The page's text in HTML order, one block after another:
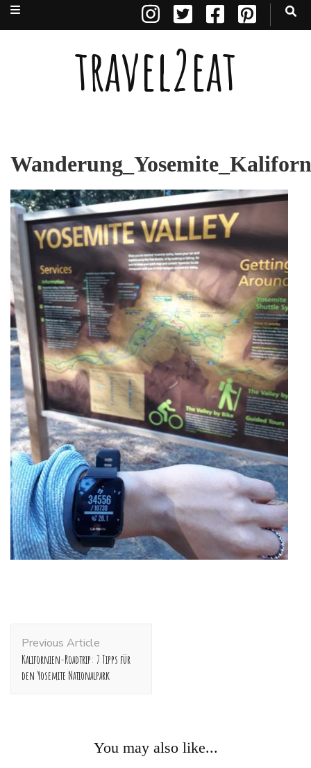
travel2eat
Navigation
Previous Article
Kalifornien-Roadtrip: 7 Tipps für
den Yosemite Nationalpark
You may also like...